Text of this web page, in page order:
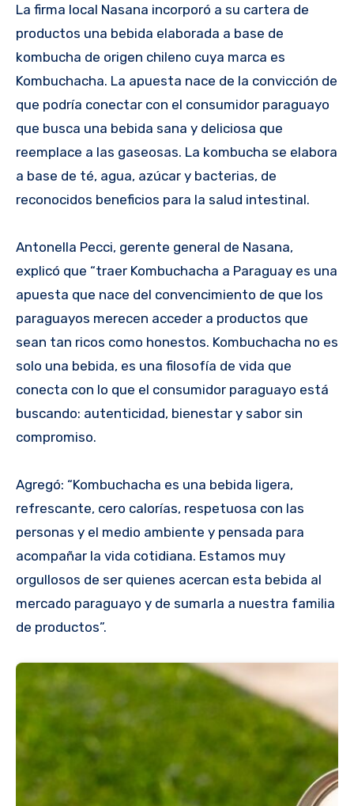
La firma local Nasana incorporó a su cartera de
productos una bebida elaborada a base de
kombucha de origen chileno cuya marca es
Kombuchacha. La apuesta nace de la convicción de
que podría conectar con el consumidor paraguayo
que busca una bebida sana y deliciosa que
reemplace a las gaseosas. La kombucha se elabora
a base de té, agua, azúcar y bacterias, de
reconocidos beneficios para la salud intestinal.
Antonella Pecci, gerente general de Nasana,
explicó que “traer Kombuchacha a Paraguay es una
apuesta que nace del convencimiento de que los
paraguayos merecen acceder a productos que
sean tan ricos como honestos. Kombuchacha no es
solo una bebida, es una filosofía de vida que
conecta con lo que el consumidor paraguayo está
buscando: autenticidad, bienestar y sabor sin
compromiso.
Agregó: “Kombuchacha es una bebida ligera,
refrescante, cero calorías, respetuosa con las
personas y el medio ambiente y pensada para
acompañar la vida cotidiana. Estamos muy
orgullosos de ser quienes acercan esta bebida al
mercado paraguayo y de sumarla a nuestra familia
de productos”.